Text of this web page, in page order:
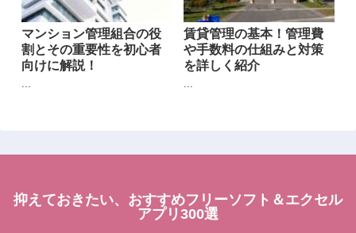
マンション管理組合の役
割とその重要性を初心者
向けに解説！
...
賃貸管理の基本！管理費
や手数料の仕組みと対策
を詳しく紹介
...
抑えておきたい、おすすめフリーソフト＆エクセル
アプリ300選